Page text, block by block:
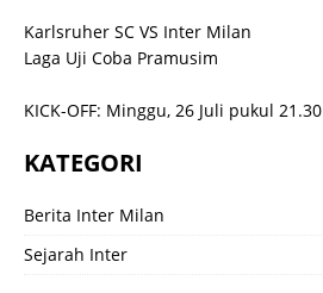
Karlsruher SC VS Inter Milan
Laga Uji Coba Pramusim
KICK-OFF: Minggu, 26 Juli pukul 21.30
KATEGORI
Berita Inter Milan
Sejarah Inter